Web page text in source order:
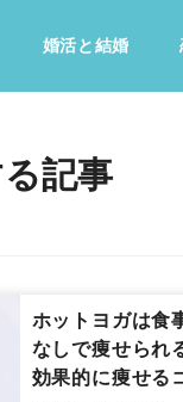
婚活と結婚
ンド・芸能
記事
ホットヨガは食
なしで痩せられ
効果的に痩せる